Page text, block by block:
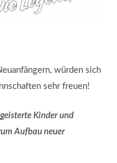
würden sich
sehr freuen!
Kinder und
Aufbau neuer